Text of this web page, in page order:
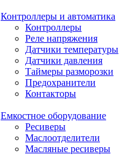
Контроллеры и автоматика
Контроллеры
Реле напряжения
Датчики температуры
Датчики давления
Таймеры разморозки
Предохранители
Контакторы
Емкостное оборудование
Ресиверы
Маслоотделители
Масляные ресиверы